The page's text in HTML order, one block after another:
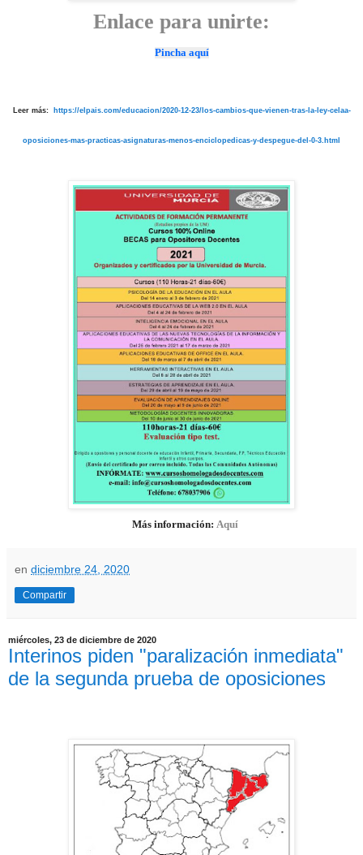
Enlace para unirte:
Pincha aquí
Leer más: https://elpais.com/educacion/2020-12-23/los-cambios-que-vienen-tras-la-ley-celaa-
oposiciones-mas-practicas-asignaturas-menos-enciclopedicas-y-despegue-del-0-3.html
Más información: Aquí
en diciembre 24, 2020
Compartir
miércoles, 23 de diciembre de 2020
Interinos piden "paralización inmediata"
de la segunda prueba de oposiciones